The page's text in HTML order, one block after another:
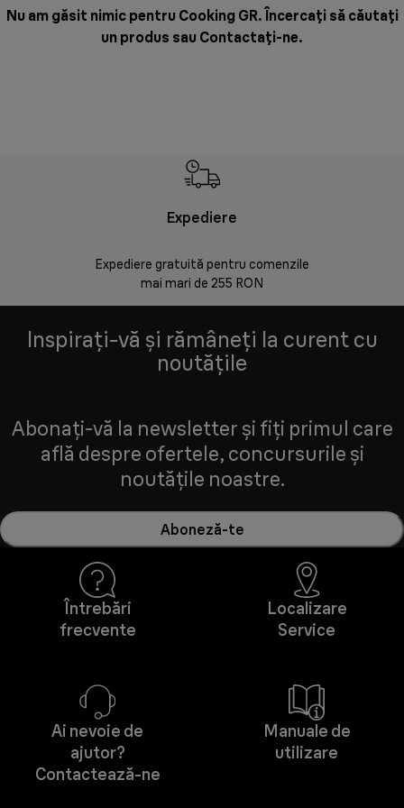
Nu am găsit nimic pentru Cooking GR. Încercați să căutați
un produs sau Contactați-ne.
Expediere
Expediere gratuită pentru comenzile
mai mari de 255 RON
Inspirați-vă și rămâneți la curent cu
noutățile
Abonați-vă la newsletter și fiți primul care
află despre ofertele, concursurile și
noutățile noastre.
Aboneză-te
Întrebări
frecvente
Localizare
Service
Ai nevoie de
ajutor?
Contactează-ne
Manuale de
utilizare